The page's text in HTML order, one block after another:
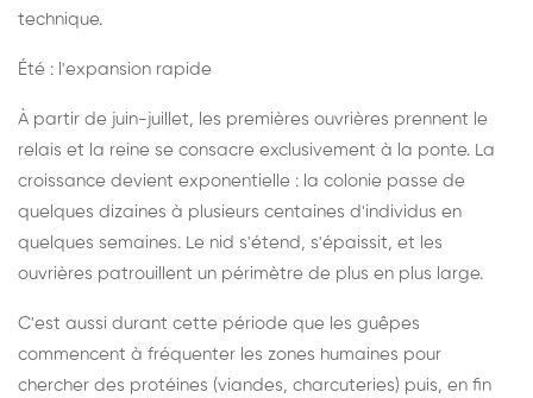
technique.
Été : l'expansion rapide
À partir de juin-juillet, les premières ouvrières prennent le
relais et la reine se consacre exclusivement à la ponte. La
croissance devient exponentielle : la colonie passe de
quelques dizaines à plusieurs centaines d'individus en
quelques semaines. Le nid s'étend, s'épaissit, et les
ouvrières patrouillent un périmètre de plus en plus large.
C'est aussi durant cette période que les guêpes
commencent à fréquenter les zones humaines pour
chercher des protéines (viandes, charcuteries) puis, en fin